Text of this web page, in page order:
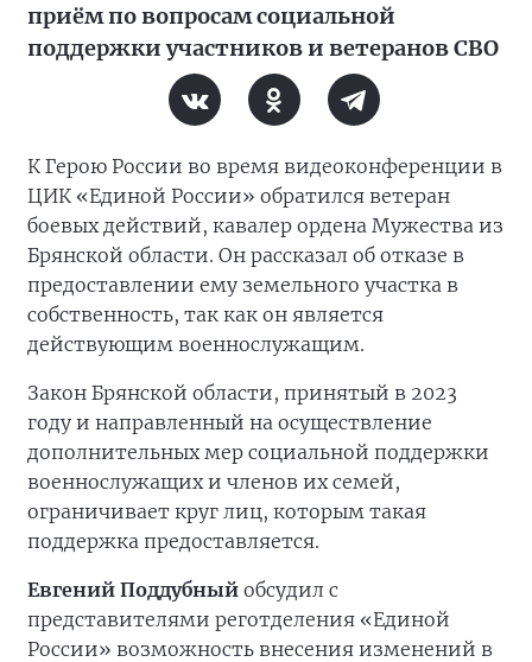
приём по вопросам социальной
поддержки участников и ветеранов СВО
К Герою России во время видеоконференции в
ЦИК «Единой России» обратился ветеран
боевых действий, кавалер ордена Мужества из
Брянской области. Он рассказал об отказе в
предоставлении ему земельного участка в
собственность, так как он является
действующим военнослужащим.
Закон Брянской области, принятый в 2023
году и направленный на осуществление
дополнительных мер социальной поддержки
военнослужащих и членов их семей,
ограничивает круг лиц, которым такая
поддержка предоставляется.
Евгений Поддубный обсудил с
представителями реготделения «Единой
России» возможность внесения изменений в